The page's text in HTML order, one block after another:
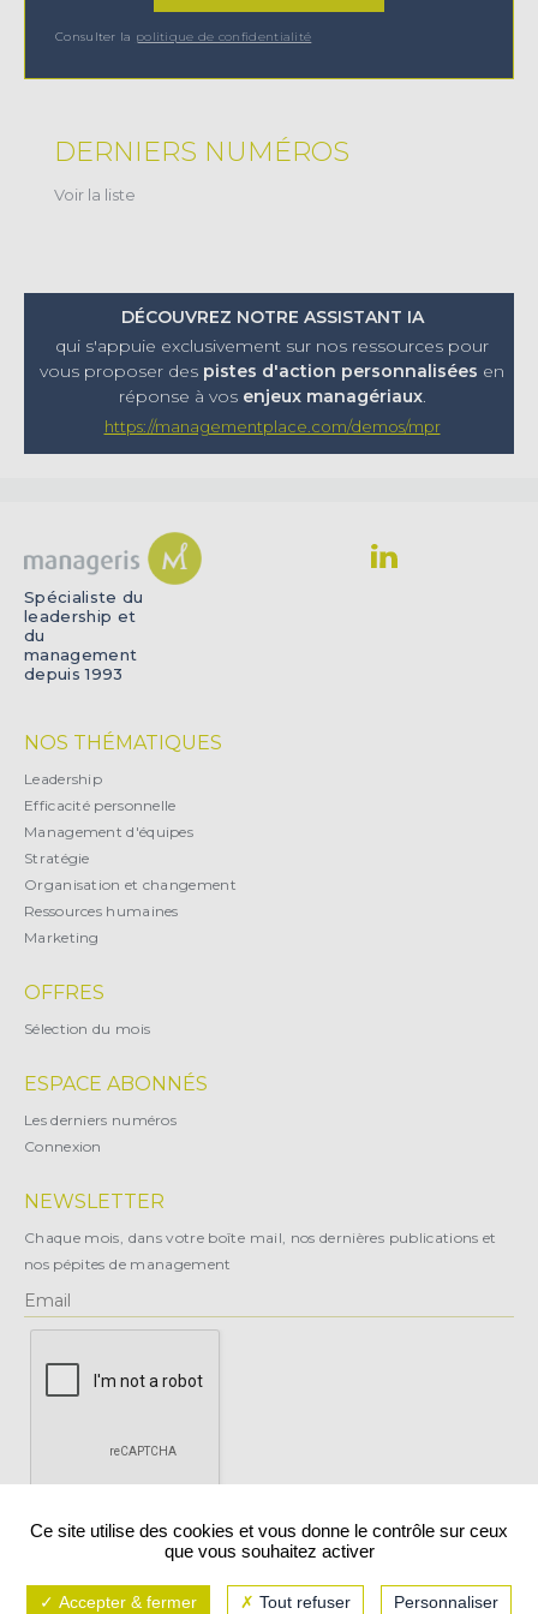
Consulter la politique de confidentialité
DERNIERS NUMÉROS
Voir la liste
DÉCOUVREZ NOTRE ASSISTANT IA
qui s'appuie exclusivement sur nos ressources pour
vous proposer des pistes d'action personnalisées en
réponse à vos enjeux managériaux.
https://managementplace.com/demos/mpr
Spécialiste du
leadership et
du
management
depuis 1993
NOS THÉMATIQUES
Leadership
Efficacité personnelle
Management d'équipes
Stratégie
Organisation et changement
Ressources humaines
Marketing
OFFRES
Sélection du mois
ESPACE ABONNÉS
Les derniers numéros
Connexion
NEWSLETTER
Chaque mois, dans votre boîte mail, nos dernières publications et
nos pépites de management
Ce site utilise des cookies et vous donne le contrôle sur ceux
que vous souhaitez activer
Accepter & fermer Tout refuser Personnaliser